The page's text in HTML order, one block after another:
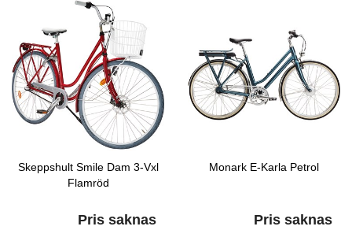
Skeppshult Smile Dam 3-Vxl
Flamröd
Pris saknas
Monark E-Karla Petrol
Pris saknas